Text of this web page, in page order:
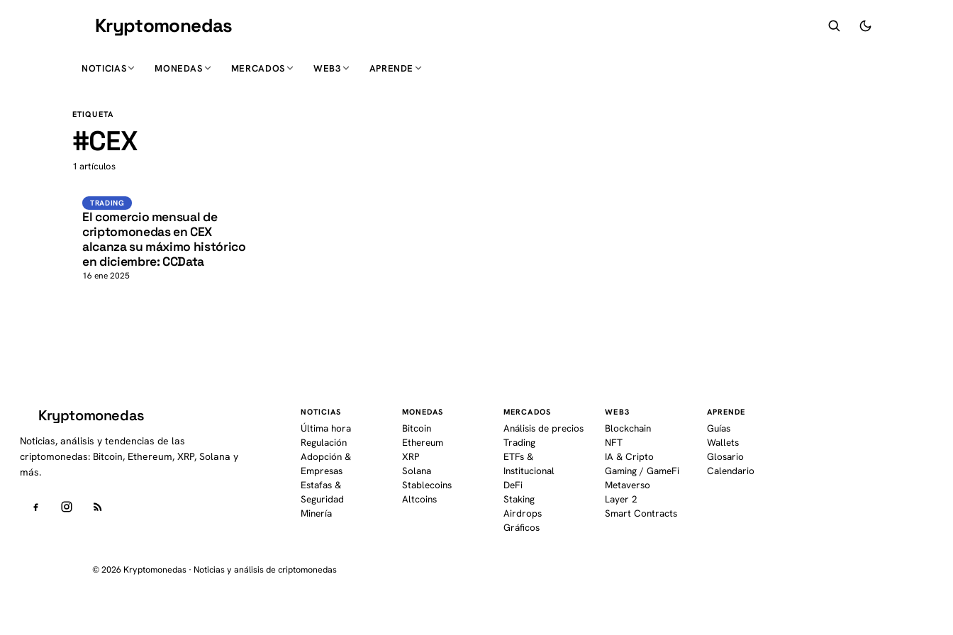
Kryptomonedas
NOTICIAS MONEDAS MERCADOS WEB3 APRENDE
ETIQUETA
#CEX
1 artículos K
TRADING
El comercio mensual de
criptomonedas en CEX
alcanza su máximo histórico
en diciembre: CCData
16 ene 2025
Kryptomonedas
Noticias, análisis y tendencias de las
criptomonedas: Bitcoin, Ethereum, XRP, Solana y
más.
NOTICIAS
Última hora
Regulación
Adopción &
Empresas
Estafas &
Seguridad
Minería
MONEDAS
Bitcoin
Ethereum
XRP
Solana
Stablecoins
Altcoins
MERCADOS
Análisis de precios
Trading
ETFs &
Institucional
DeFi
Staking
Airdrops
Gráficos
WEB3
Blockchain
NFT
IA & Cripto
Gaming / GameFi
Metaverso
Layer 2
Smart Contracts
APRENDE
Guías
Wallets
Glosario
Calendario
© 2026 Kryptomonedas · Noticias y análisis de criptomonedas